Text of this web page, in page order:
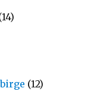
(12)